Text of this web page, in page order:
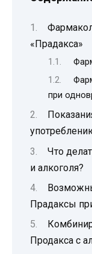
«Прадакса»
при
Что
и алкоголя?
Прадаксы
Продакса с